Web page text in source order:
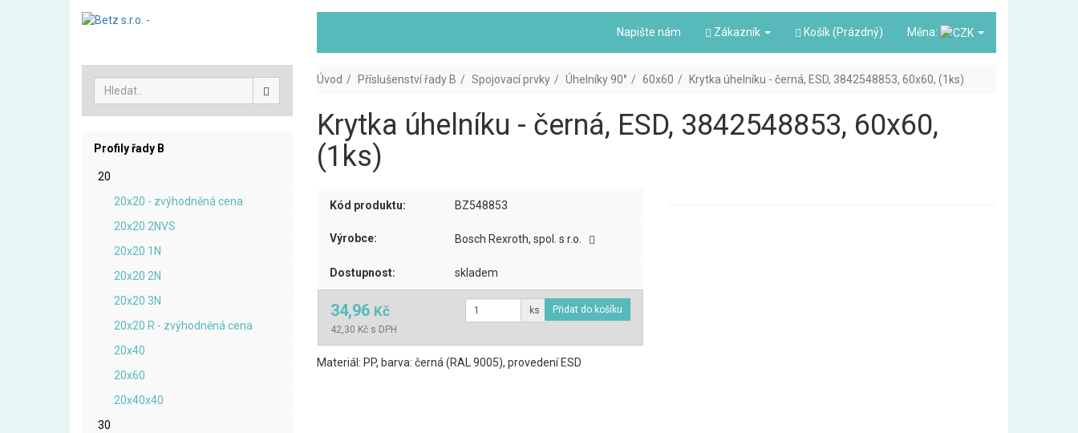
Napište nám Zákazník Košík (Prázdný) Měna:
Profily řady B
20
20x20 - zvýhodněná cena
20x20 2NVS
20x20 1N
20x20 2N
20x20 3N
20x20 R - zvýhodněná cena
20x40
20x60
20x40x40
30
Úvod Příslušenství řady B Spojovací prvky Úhelníky 90° 60x60 Krytka úhelníku - černá, ESD, 3842548853, 60x60, (1ks)
Krytka úhelníku - černá, ESD, 3842548853, 60x60,
(1ks)
Kód produktu: BZ548853
Výrobce: Bosch Rexroth, spol. s r.o.
Dostupnost: skladem
34,96 Kč
42,30 Kč s DPH
ks
Materiál: PP, barva: černá (RAL 9005), provedení ESD